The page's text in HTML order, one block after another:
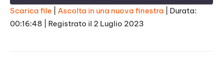
SHARE
Scarica file Ascolta in una nuova finestra
Durata:
00:16:48
Registrato il 2 Luglio 2023